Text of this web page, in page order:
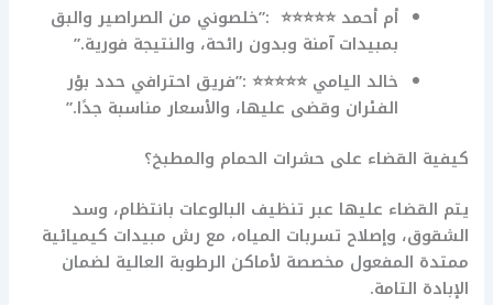
أم أحمد ⭐⭐⭐⭐⭐ :”خلصوني من الصراصير والبق
بمبيدات آمنة وبدون رائحة، والنتيجة فورية.”
خالد اليامي ⭐⭐⭐⭐⭐ :”فريق احترافي حدد بؤر
الفئران وقضى عليها، والأسعار مناسبة جدًا.”
كيفية القضاء على حشرات الحمام والمطبخ؟
يتم القضاء عليها عبر تنظيف البالوعات بانتظام، وسد
الشقوق، وإصلاح تسربات المياه، مع رش مبيدات كيميائية
ممتدة المفعول مخصصة لأماكن الرطوبة العالية لضمان
الإبادة التامة.